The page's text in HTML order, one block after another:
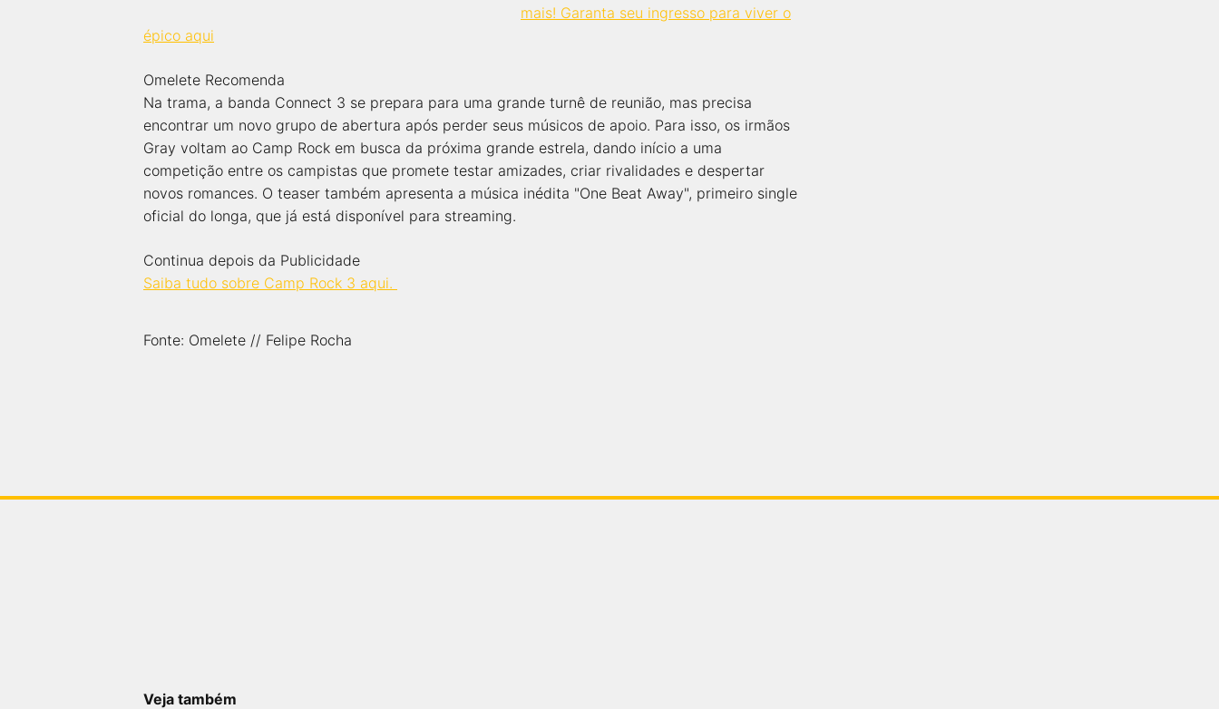
mais! Garanta seu ingresso para viver o
épico aqui
Omelete Recomenda
Na trama, a banda Connect 3 se prepara para uma grande turnê de reunião, mas precisa
encontrar um novo grupo de abertura após perder seus músicos de apoio. Para isso, os irmãos
Gray voltam ao Camp Rock em busca da próxima grande estrela, dando início a uma
competição entre os campistas que promete testar amizades, criar rivalidades e despertar
novos romances. O teaser também apresenta a música inédita "One Beat Away", primeiro single
oficial do longa, que já está disponível para streaming.
Continua depois da Publicidade
Saiba tudo sobre Camp Rock 3 aqui.
Fonte: Omelete // Felipe Rocha
Veja também